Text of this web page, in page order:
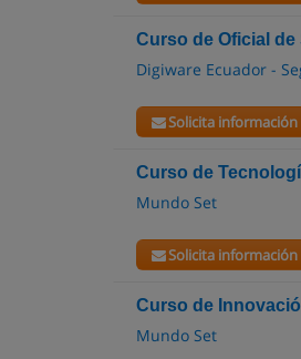
Curso de Oficial
Digiware Ecuador -
Solicita información
Curso de
Mundo Set
Solicita información
Curso de
Mundo Set